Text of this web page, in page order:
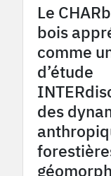
Le
bois
comme
d’étude
des